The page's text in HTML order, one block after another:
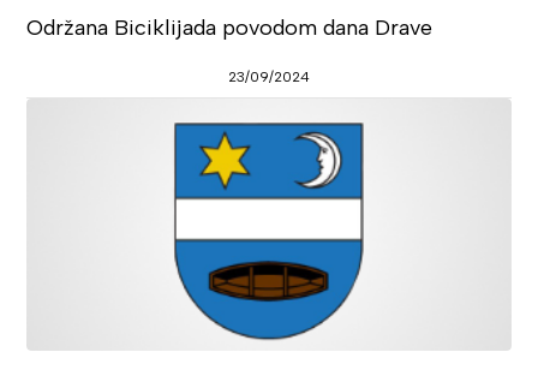
Održana Biciklijada povodom dana Drave
23/09/2024